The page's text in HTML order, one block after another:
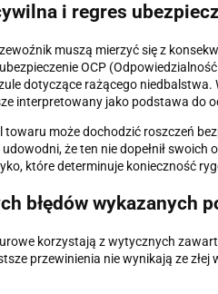
i regres
muszą mierzyć się z
OCP
dotyczące rażącego
interpretowany jako podstawa do
towaru może dochodzić roszczeń
że ten nie dopełnił
które determinuje konieczność
błędów wykazanych
korzystają z wytycznych
przewinienia nie wynikają ze